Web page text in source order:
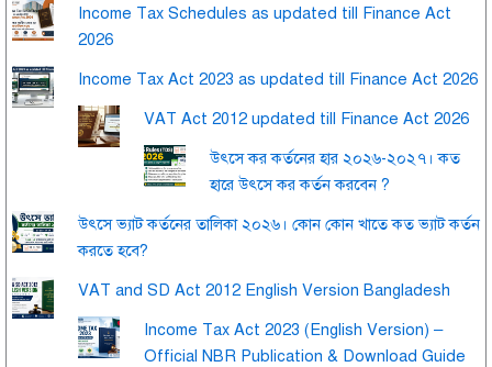
Income Tax Schedules as updated till Finance Act
2026
Income Tax Act 2023 as updated till Finance Act 2026
VAT Act 2012 updated till Finance Act 2026
উৎসে কর কর্তনের হার ২০২৬-২০২৭। কত
হারে উৎসে কর কর্তন করবেন ?
উৎসে ভ্যাট কর্তনের তালিকা ২০২৬। কোন কোন খাতে কত ভ্যাট কর্তন
করতে হবে?
VAT and SD Act 2012 English Version Bangladesh
Income Tax Act 2023 (English Version) –
Official NBR Publication & Download Guide